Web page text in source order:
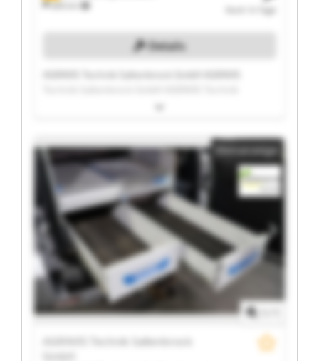
685 km
Noch 14 Tage
Details
Saltenbrock GmbH AGRAVIS Technik Saltenbrock
Technik Saltenbrock GmbH AGRAVIS Technik
Saltenbrock GmbH AGRAVIS Technik Saltenbrock
GmbH AGRAVIS Technik Saltenbrock GmbH AGRAVIS
Technik Saltenbrock GmbH AGRAVIS Technik
Saltenbrock GmbH AGRAVIS Technik Saltenbrock
GmbH AGRAVIS Technik Saltenbrock GmbH AGRAVIS
Technik Saltenbrock GmbH AGRAVIS Technik
Saltenbrock GmbH AGRAVIS Technik Saltenbrock
GmbH AGRAVIS Technik Saltenbrock GmbH AGRAVIS
Technik Saltenbrock GmbH AGRAVIS Technik
Saltenbrock GmbH AGRAVIS Technik Saltenbrock
Kleinanzeige
AGRAVIS Technik Saltenbrock